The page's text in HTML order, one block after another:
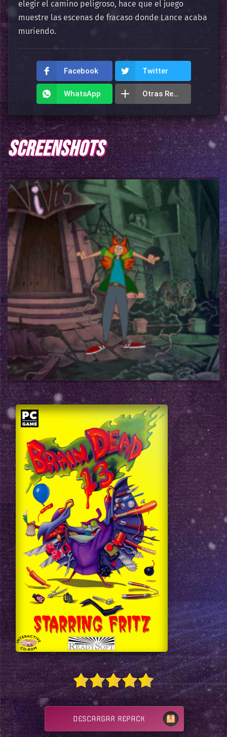
elegir el camino peligroso, hace que el juego
muestre las escenas de fracaso donde Lance acaba
muriendo.
Facebook Twitter
WhatsApp Otras Redes
SCREENSHOTS
DESCARGAR REPACK